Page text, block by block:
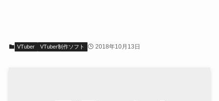
VTuber VTuber制作ソフト 2018年10月13日